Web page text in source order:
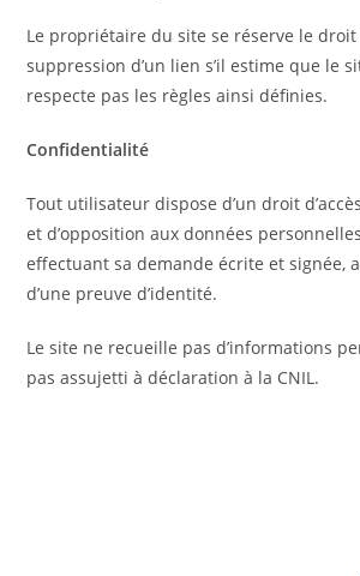
Le propriétaire du site se réserve le
suppression d’un lien s’il estime que le
respecte pas les règles ainsi définies.
Confidentialité
Tout utilisateur dispose d’un droit
et d’opposition aux données
effectuant sa demande écrite et signée,
d’une preuve d’identité.
Le site ne recueille pas d’informations
pas assujetti à déclaration à la CNIL.